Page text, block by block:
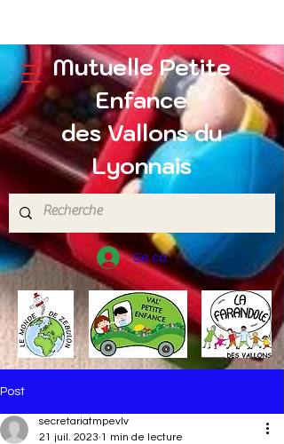
Mutuelle Petite
Enfance
des Vallons du
Lyonnais
Se connecter
Post
secretariatmpevlv
21 juil. 2023 1 min de lecture